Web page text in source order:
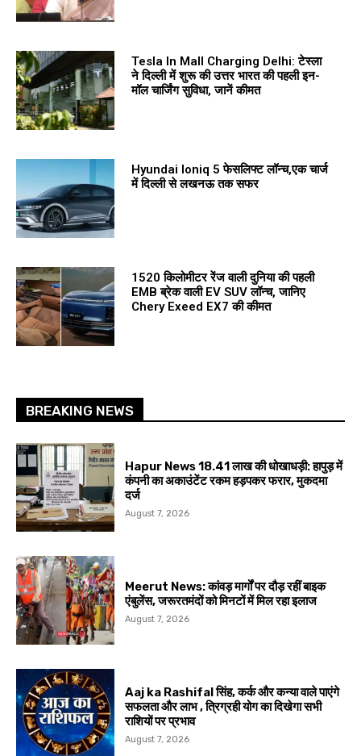
Tesla In Mall Charging Delhi: टेस्ला
ने दिल्ली में शुरू की उत्तर भारत की पहली इन-
मॉल चार्जिंग सुविधा, जानें कीमत
Hyundai Ioniq 5 फेसलिफ्ट लॉन्च,एक चार्ज
में दिल्ली से लखनऊ तक सफर
1520 किलोमीटर रेंज वाली दुनिया की पहली
EMB ब्रेक वाली EV SUV लॉन्च, जानिए
Chery Exeed EX7 की कीमत
BREAKING NEWS
Hapur News 18.41 लाख की धोखाधड़ी: हापुड़ में
कंपनी का अकाउंटेंट रकम हड़पकर फरार, मुकदमा
दर्ज
August 7, 2026
Meerut News: कांवड़ मार्गों पर दौड़ रहीं बाइक
एंबुलेंस, जरूरतमंदों को मिनटों में मिल रहा इलाज
August 7, 2026
Aaj ka Rashifal सिंह, कर्क और कन्या वाले पाएंगे
सफलता और लाभ , त्रिग्रही योग का दिखेगा सभी
राशियों पर प्रभाव
August 7, 2026